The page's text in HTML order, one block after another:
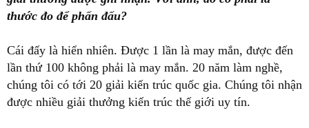
thước đo để phấn đấu?
Cái đấy là hiển nhiên. Được 1 lần là may mắn, được đến
lần thứ 100 không phải là may mắn. 20 năm làm nghề,
chúng tôi có tới 20 giải kiến trúc quốc gia. Chúng tôi nhận
được nhiều giải thưởng kiến trúc thế giới uy tín.